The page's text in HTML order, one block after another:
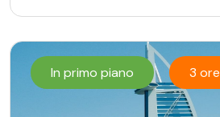
In primo piano 3 ore